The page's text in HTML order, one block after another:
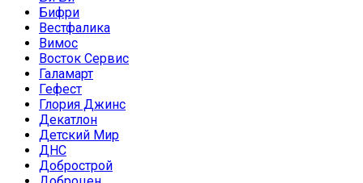
Бифри
Вестфалика
Вимос
Восток Сервис
Галамарт
Гефест
Глория Джинс
Декатлон
Детский Мир
ДНС
Добрострой